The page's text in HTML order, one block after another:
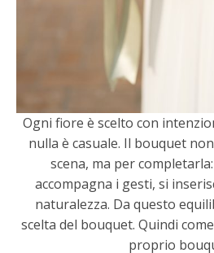
Ogni fiore è scelto con
nulla è casuale. Il bouquet
scena, ma per
accompagna i gesti, si
naturalezza. Da questo
scelta del bouquet. Quindi
proprio